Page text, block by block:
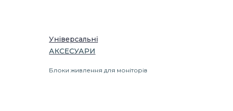
Універсальні
АКСЕСУАРИ
Блоки живлення для моніторів